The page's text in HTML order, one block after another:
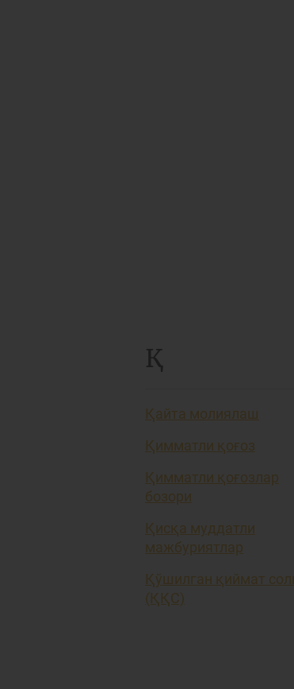
Қ
Қайта молиялаш
Қимматли қоғоз
Қимматли қоғозлар
бозори
Қисқа муддатли
мажбуриятлар
Қўшилган қиймат
(ҚҚС)